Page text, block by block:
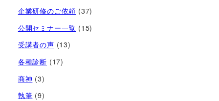
企業研修のご依頼 (37)
公開セミナー一覧 (15)
受講者の声 (13)
各種診断 (17)
商神 (3)
執筆 (9)